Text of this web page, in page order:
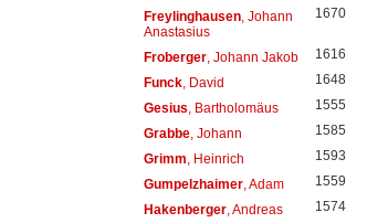
Freylinghausen, Johann
Anastasius
1670
Froberger, Johann Jakob 1616
Funck, David 1648
Gesius , Bartholomäus 1555
Grabbe, Johann 1585
Grimm , Heinrich 1593
Gumpelzhaimer, Adam 1559
Hakenberger, Andreas 1574